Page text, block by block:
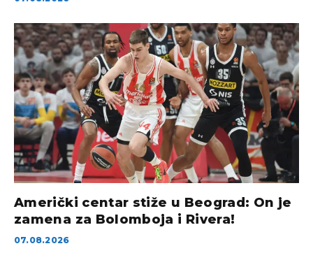
Američki centar stiže u Beograd: On je
zamena za Bolomboja i Rivera!
07.08.2026